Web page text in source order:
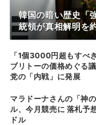
韓国の暗い歴史「
統領が真相解明を
「1個3000円超もすべ
ブリトーの価格めぐる
党の「内戦」に発展
マラドーナさんの「神
ル、今月競売に 落札予
ドル